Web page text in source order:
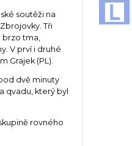
soutěži na
Tři
tma,
V prví i druhé
Grajek (PL).
dvě minuty
qvadu, který byl
rovného